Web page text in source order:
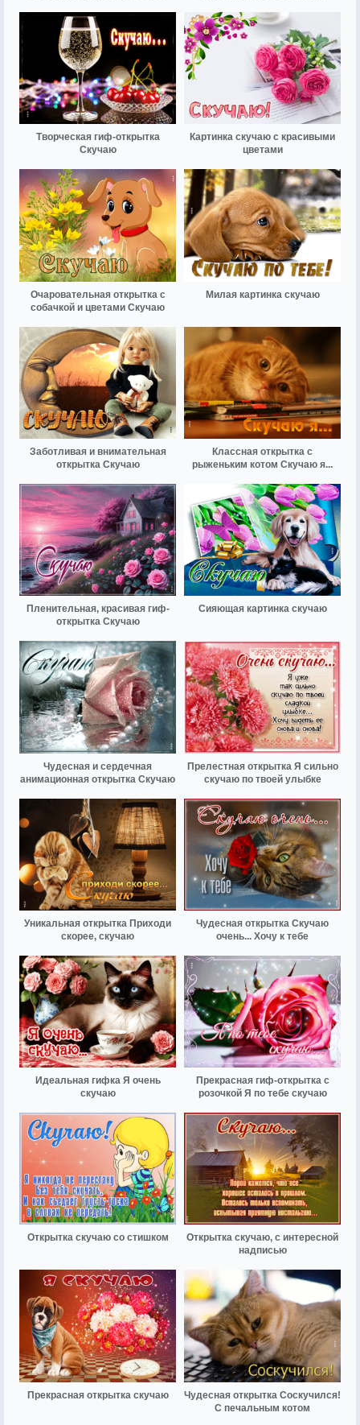
Творческая гиф-открытка
Скучаю
Картинка скучаю с красивыми
цветами
Очаровательная открытка с
собачкой и цветами Скучаю
Милая картинка скучаю
Заботливая и внимательная
открытка Скучаю
Классная открытка с
рыженьким котом Скучаю я...
Пленительная, красивая гиф-
открытка Скучаю
Сияющая картинка скучаю
Чудесная и сердечная
анимационная открытка Скучаю
Прелестная открытка Я сильно
скучаю по твоей улыбке
Уникальная открытка Приходи
скорее, скучаю
Чудесная открытка Скучаю
очень... Хочу к тебе
Идеальная гифка Я очень
скучаю
Прекрасная гиф-открытка с
розочкой Я по тебе скучаю
Открытка скучаю со стишком
Открытка скучаю, с интересной
надписью
Прекрасная открытка скучаю
Чудесная открытка Соскучился!
С печальным котом